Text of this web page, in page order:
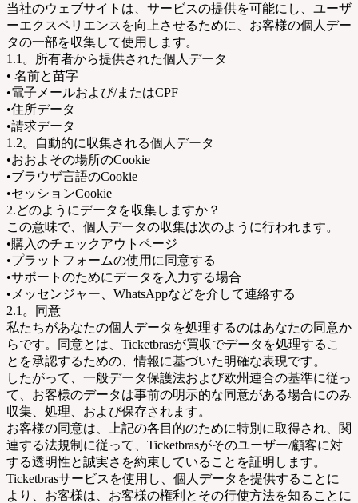
当社のウェブサイトは、サービスの提供を可能にし、ユーザ
ーエクスペリエンスを向上させるために、お客様の個人デー
タの一部を収集して使用します。
1.1。所有者から提供された個人データ
• 名前と苗字
•電子メールおよび/またはCPF
•住所データ
•請求データ
1.2。自動的に収集される個人データ
•おおよその場所のCookie
•ブラウザ言語のCookie
•セッションCookie
2.どのようにデータを収集しますか？
この意味で、個人データの収集は次のように行われます。
•購入のチェックアウトページ
•プラットフォームの使用に同意する
•サポートのためにデータを入力する場合
•メッセンジャー、WhatsAppなどを介して連絡する
2.1。同意
私たちがあなたの個人データを処理するのはあなたの同意か
らです。同意とは、Ticketbrasが買収でデータを処理するこ
とを承認するための、情報に基づいた明確な表現です。
したがって、一般データ保護法および欧州連合の基準に従っ
て、お客様のデータは事前​​の明示的な同意がある場合にのみ
収集、処理、および保存されます。
お客様の同意は、上記の各目的のために特別に取得され、関
連する法規制に従って、Ticketbrasがそのユーザー/顧客に対
する透明性と誠実さを約束していることを証明します。
Ticketbrasサービスを使用し、個人データを提供することに
より、お客様は、お客様の権利とその行使方法を知ることに